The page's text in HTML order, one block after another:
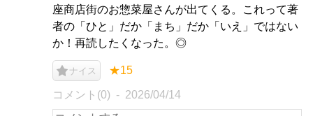
座商店街のお惣菜屋さんが出てくる。これって著
者の「ひと」だか「まち」だか「いえ」ではない
か！再読したくなった。◎
ナイス ★15
コメント(0) 2026/04/14